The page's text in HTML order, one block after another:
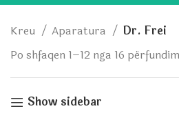
Kreu Aparatura
Dr. Frei
Po shfaqen 1–12 nga 16
Show sidebar